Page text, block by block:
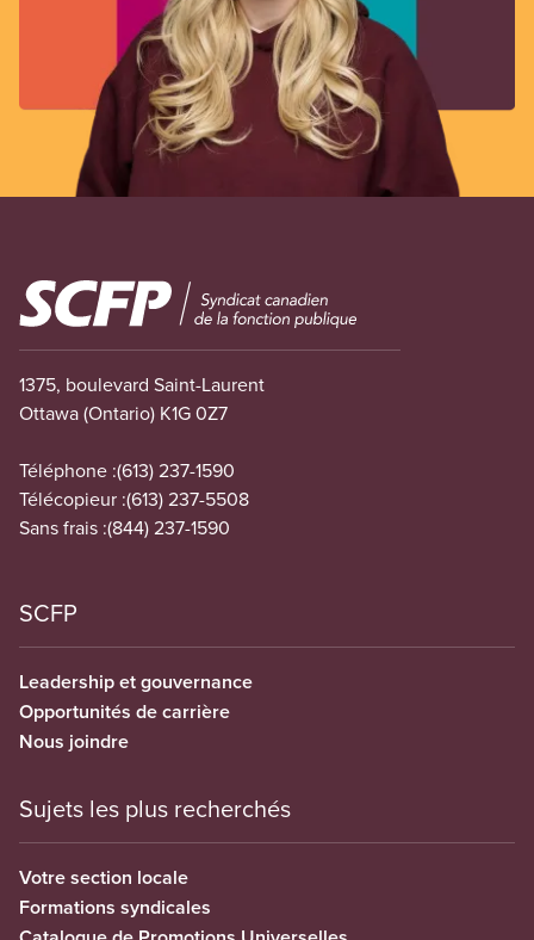
Image
1375, boulevard Saint-Laurent
Ottawa (Ontario) K1G 0Z7
Téléphone :(613) 237-1590
Télécopieur :(613) 237-5508
Sans frais :(844) 237-1590
SCFP
Leadership et gouvernance
Opportunités de carrière
Nous joindre
Sujets les plus recherchés
Votre section locale
Formations syndicales